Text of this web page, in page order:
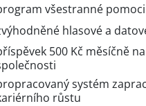
všestranné
hlasové a
500 Kč měsíčně
systém
růstu